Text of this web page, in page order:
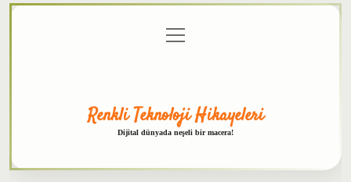
menüyü
aç
Renkli Teknoloji Hikayeleri
Dijital dünyada neşeli bir macera!